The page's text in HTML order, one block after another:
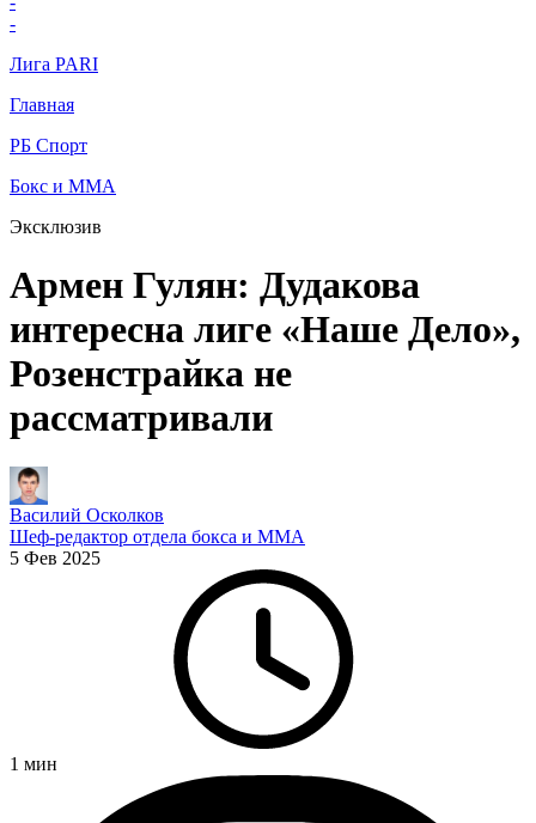
-
Лига PARI
Главная
РБ Спорт
Бокс и ММА
Эксклюзив
Армен Гулян: Дудакова
интересна лиге «Наше Дело»,
Розенстрайка не
рассматривали
Василий Осколков
Шеф-редактор отдела бокса и ММА
5 Фев 2025
1 мин